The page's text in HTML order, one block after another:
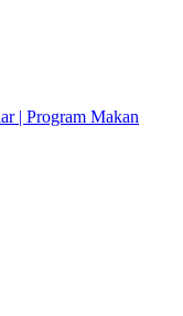
| Program Makan